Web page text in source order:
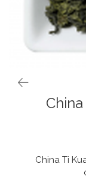
Sirop de ceai
China Ti